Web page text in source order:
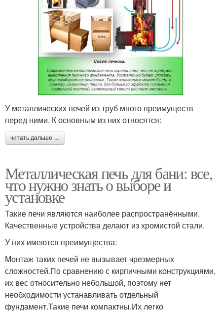
У металлических печей из труб много преимуществ
перед ними. К основным из них относятся:
читать дальше →
Металлическая печь для бани: все,
что нужно знать о выборе и
установке
Такие печи являются наиболее распространёнными.
Качественные устройства делают из хромистой стали.
У них имеются преимущества:
Монтаж таких печей не вызывает чрезмерных
сложностей.По сравнению с кирпичными конструкциями,
их вес относительно небольшой, поэтому нет
необходимости устанавливать отдельный
фундамент.Такие печи компактны.Их легко